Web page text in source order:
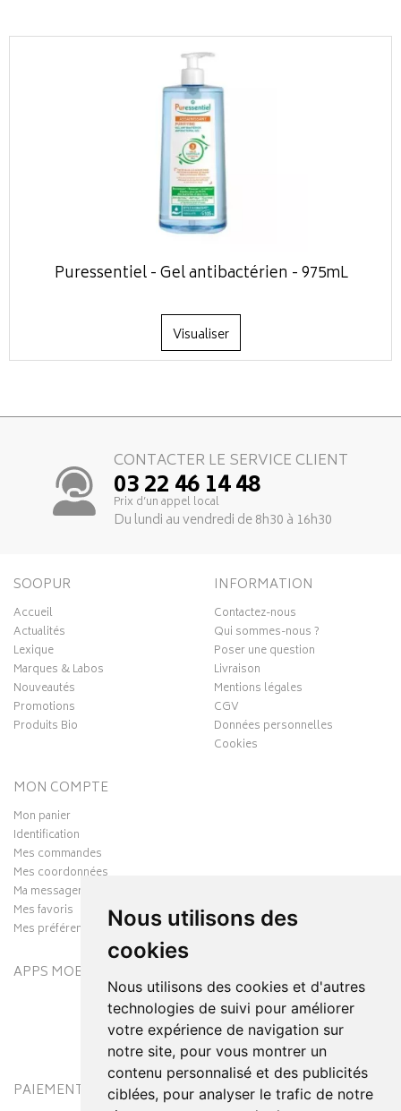
Nous utilisons des
cookies
Nous utilisons des cookies et d'autres
technologies de suivi pour améliorer
votre expérience de navigation sur
notre site, pour vous montrer un
contenu personnalisé et des publicités
ciblées, pour analyser le trafic de notre
Puressentiel - Gel antibactérien - 975mL
Visualiser
CONTACTER LE SERVICE CLIENT
03 22 46 14 48
Prix d’un appel local
Du lundi au vendredi de 8h30 à 16h30
SOOPUR
Accueil
Actualités
Lexique
Marques & Labos
Nouveautés
Promotions
Produits Bio
INFORMATION
Contactez-nous
Qui sommes-nous ?
Poser une question
Livraison
Mentions légales
CGV
Données personnelles
Cookies
MON COMPTE
Mon panier
Identification
Mes commandes
Mes coordonnées
Ma messagerie
Mes favoris
Mes préférences Cookies
APPS MOBILES
PAIEMENT SÉCURISÉ MODES DE LIVRAISON